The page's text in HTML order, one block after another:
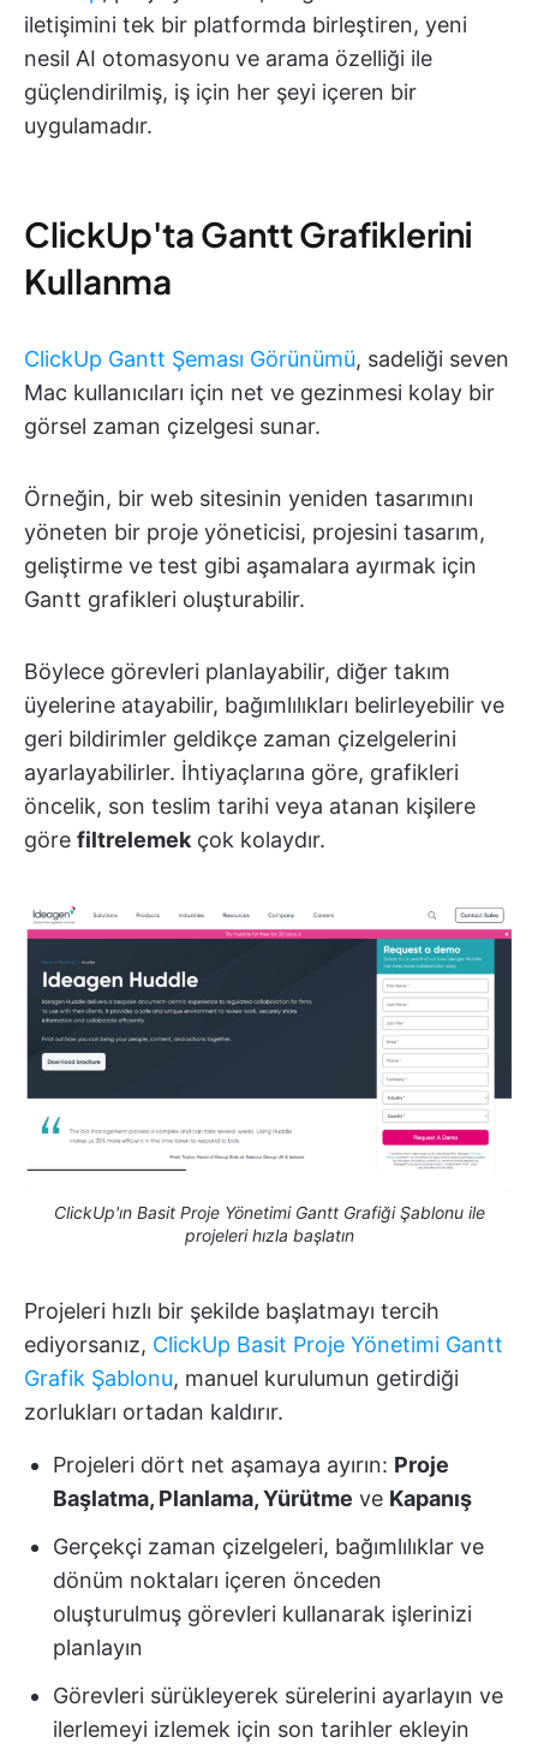
iletişimini tek bir platformda birleştiren, yeni
nesil AI otomasyonu ve arama özelliği ile
güçlendirilmiş, iş için her şeyi içeren bir
uygulamadır.
ClickUp'ta Gantt Grafiklerini
Kullanma
ClickUp Gantt Şeması Görünümü, sadeliği seven
Mac kullanıcıları için net ve gezinmesi kolay bir
görsel zaman çizelgesi sunar.
Örneğin, bir web sitesinin yeniden tasarımını
yöneten bir proje yöneticisi, projesini tasarım,
geliştirme ve test gibi aşamalara ayırmak için
Gantt grafikleri oluşturabilir.
Böylece görevleri planlayabilir, diğer takım
üyelerine atayabilir, bağımlılıkları belirleyebilir ve
geri bildirimler geldikçe zaman çizelgelerini
ayarlayabilirler. İhtiyaçlarına göre, grafikleri
öncelik, son teslim tarihi veya atanan kişilere
göre filtrelemekçok kolaydır.
ClickUp'ın Basit Proje Yönetimi Gantt Grafiği Şablonu ile
projeleri hızla başlatın
Projeleri hızlı bir şekilde başlatmayı tercih
ediyorsanız, ClickUp Basit Proje Yönetimi Gantt
Grafik Şablonu, manuel kurulumun getirdiği
zorlukları ortadan kaldırır.
Projeleri dört net aşamaya ayırın: Proje
Başlatma, Planlama, Yürütme ve Kapanış
Gerçekçi zaman çizelgeleri, bağımlılıklar ve
dönüm noktaları içeren önceden
oluşturulmuş görevleri kullanarak işlerinizi
planlayın
Görevleri sürükleyerek sürelerini ayarlayın ve
ilerlemeyi izlemek için son tarihler ekleyin